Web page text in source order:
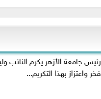
رئيس جامعة الأزهر يكرم النائب
فخر واعتزاز بهذا التكريم...